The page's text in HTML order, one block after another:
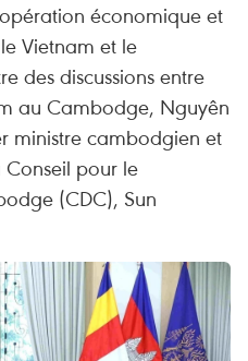
économique et
Vietnam et le
des discussions entre
au Cambodge, Nguyên
ministre cambodgien et
pour le
(CDC), Sun